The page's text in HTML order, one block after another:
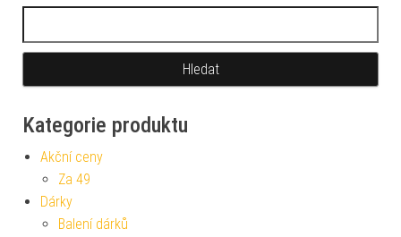
Kategorie produktu
Akční ceny
Za 49
Dárky
Balení dárků